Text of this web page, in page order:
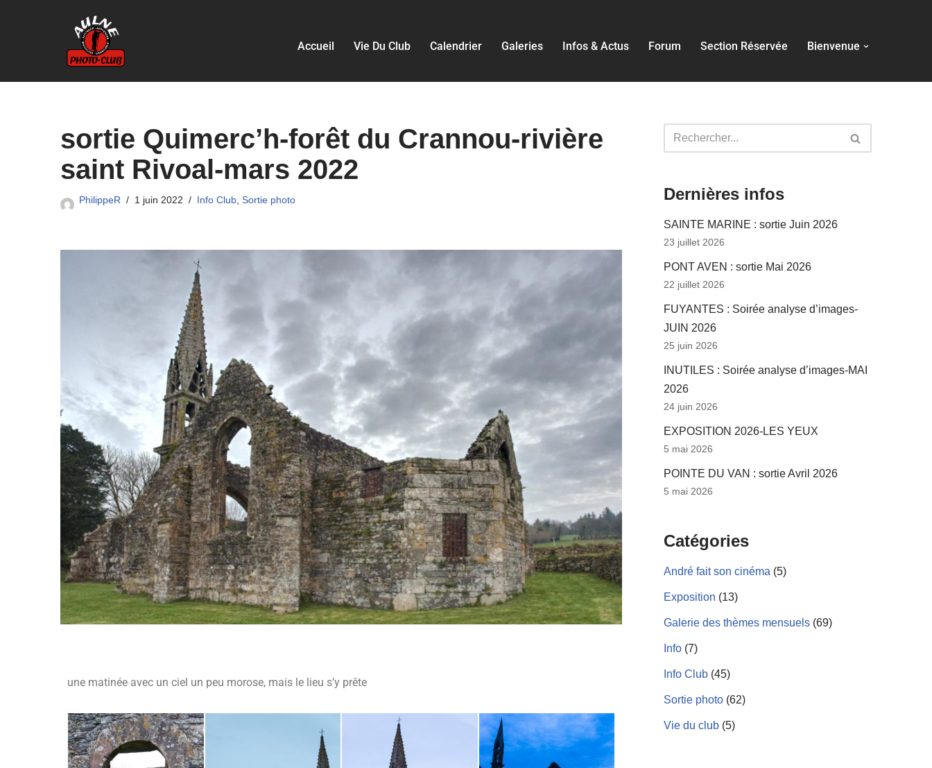
Accueil Vie Du Club Calendrier Galeries Infos & Actus Forum Section Réservée Bienvenue
sortie Quimerc’h-forêt du Crannou-rivière
saint Rivoal-mars 2022
PhilippeR 1 juin 2022 Info Club Sortie photo
une matinée avec un ciel un peu morose, mais le lieu s’y prête
Dernières infos
SAINTE MARINE : sortie Juin 2026
23 juillet 2026
PONT AVEN : sortie Mai 2026
22 juillet 2026
FUYANTES : Soirée analyse d’images-
JUIN 2026
25 juin 2026
INUTILES : Soirée analyse d’images-MAI
2026
24 juin 2026
EXPOSITION 2026-LES YEUX
5 mai 2026
POINTE DU VAN : sortie Avril 2026
5 mai 2026
Catégories
André fait son cinéma (5)
Exposition (13)
Galerie des thèmes mensuels (69)
Info (7)
Info Club (45)
Sortie photo (62)
Vie du club (5)